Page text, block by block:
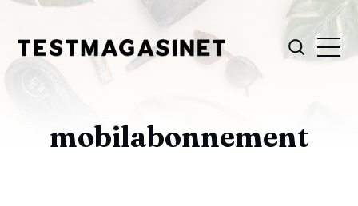
mobilabonnement